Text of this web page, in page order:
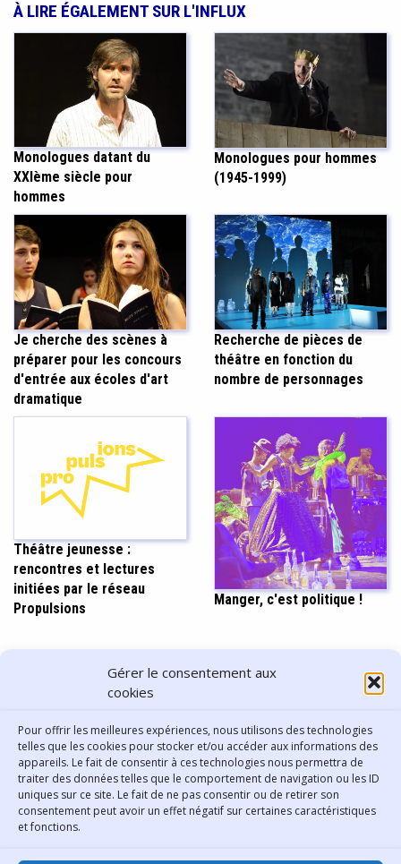
Gérer le consentement aux
cookies
Pour offrir les meilleures expériences, nous utilisons des technologies
telles que les cookies pour stocker et/ou accéder aux informations des
appareils. Le fait de consentir à ces technologies nous permettra de
traiter des données telles que le comportement de navigation ou les ID
uniques sur ce site. Le fait de ne pas consentir ou de retirer son
consentement peut avoir un effet négatif sur certaines caractéristiques
et fonctions.
À LIRE ÉGALEMENT SUR L'INFLUX
Monologues datant du
XXIème siècle pour
hommes
Monologues pour hommes
(1945-1999)
Je cherche des scènes à
préparer pour les concours
d'entrée aux écoles d'art
dramatique
Recherche de pièces de
théâtre en fonction du
nombre de personnages
Théâtre jeunesse :
rencontres et lectures
initiées par le réseau
Propulsions
Manger, c'est politique !
PARTAGER CET ARTICLE